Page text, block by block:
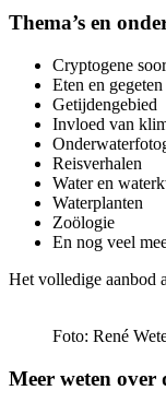
Thema’s en
Cryptogene
Eten en
Getijdengebied
Invloed van
Reisverhalen
Water en
Waterplanten
Zoölogie
En nog veel
Het volledige aanbod
Foto: René
Meer weten over